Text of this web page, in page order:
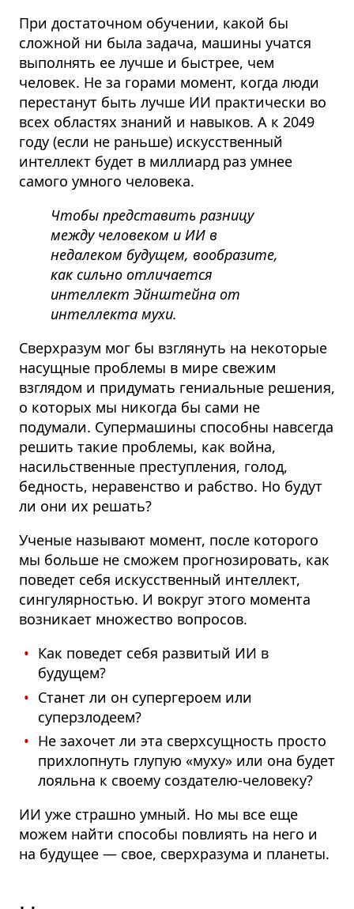
При достаточном обучении, какой бы
сложной ни была задача, машины учатся
выполнять ее лучше и быстрее, чем
человек. Не за горами момент, когда люди
перестанут быть лучше ИИ практически во
всех областях знаний и навыков. А к 2049
году (если не раньше) искусственный
интеллект будет в миллиард раз умнее
самого умного человека.
Чтобы представить разницу
между человеком и ИИ в
недалеком будущем, вообразите,
как сильно отличается
интеллект Эйнштейна от
интеллекта мухи.
Сверхразум мог бы взглянуть на некоторые
насущные проблемы в мире свежим
взглядом и придумать гениальные решения,
о которых мы никогда бы сами не
подумали. Супермашины способны навсегда
решить такие проблемы, как война,
насильственные преступления, голод,
бедность, неравенство и рабство. Но будут
ли они их решать?
Ученые называют момент, после которого
мы больше не сможем прогнозировать, как
поведет себя искусственный интеллект,
сингулярностью. И вокруг этого момента
возникает множество вопросов.
Как поведет себя развитый ИИ в
будущем?
Станет ли он супергероем или
суперзлодеем?
Не захочет ли эта сверхсущность просто
прихлопнуть глупую «муху» или она будет
лояльна к своему создателю-человеку?
ИИ уже страшно умный. Но мы все еще
можем найти способы повлиять на него и
на будущее — свое, сверхразума и планеты.